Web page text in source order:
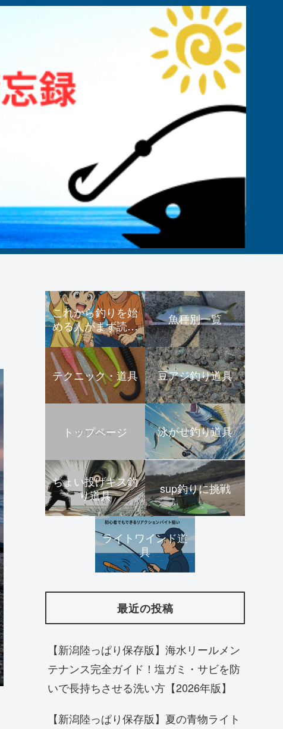
これから釣りを始
める人がまず読む
ページ｜初心者向
けスタートガイド
魚種別一覧
テクニック・道具 豆アジ釣り道具
トップページ 泳がせ釣り道具
ちょい投げキス釣
り道具
sup釣りに挑戦
ライトワインド道
具
最近の投稿
【新潟陸っぱり保存版】海水リールメン
テナンス完全ガイド！塩ガミ・サビを防
いで長持ちさせる洗い方【2026年版】
【新潟陸っぱり保存版】夏の青物ライト